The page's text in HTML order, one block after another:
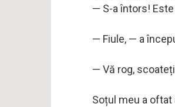
— S-a întors!
— Fiule, — a
— Vă rog,
Soțul meu a oftat